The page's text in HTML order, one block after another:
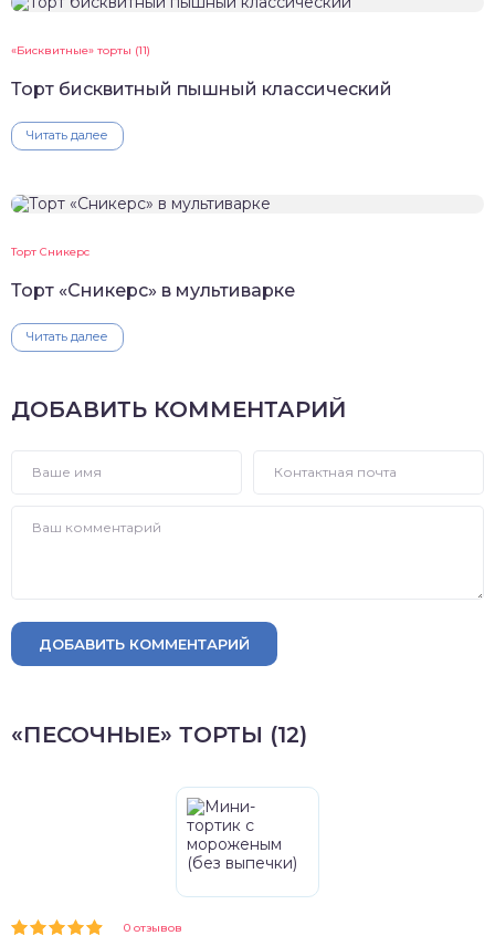
«Бисквитные» торты (11)
Торт бисквитный пышный классический
Читать далее
Торт Сникерс
Торт «Сникерс» в мультиварке
Читать далее
ДОБАВИТЬ КОММЕНТАРИЙ
ДОБАВИТЬ КОММЕНТАРИЙ
«ПЕСОЧНЫЕ» ТОРТЫ (12)
0 отзывов